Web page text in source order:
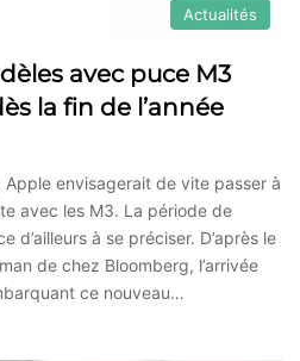
Actualités
avec puce M3
la fin de l’année
Apple envisagerait de vite passer à
avec les M3. La période de
d’ailleurs à se préciser. D’après le
de chez Bloomberg, l’arrivée
ce nouveau…